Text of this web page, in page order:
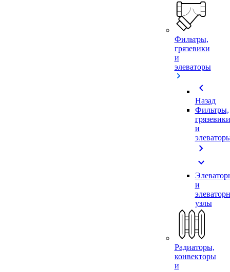
Фильтры,
грязевики
и
элеваторы
chevron_left
Назад
Фильтры,
грязевики
и
chevron_right
expand_more
и
узлы
Радиаторы,
конвекторы
и